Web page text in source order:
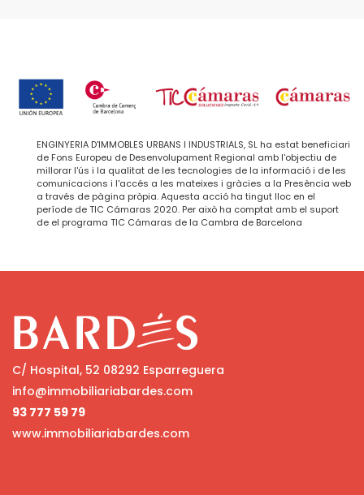
ENGINYERIA D'IMMOBLES URBANS I INDUSTRIALS, SL ha estat beneficiari
de Fons Europeu de Desenvolupament Regional amb l'objectiu de
millorar l'ús i la qualitat de les tecnologies de la informació i de les
comunicacions i l'accés a les mateixes i gràcies a la Presència web
a través de pàgina pròpia. Aquesta acció ha tingut lloc en el
període de TIC Cámaras 2020. Per això ha comptat amb el suport
de el programa TIC Cámaras de la Cambra de Barcelona
C/ Hospital, 52 08292 Esparreguera
info@immobiliariabardes.com
93 777 59 79
www.immobiliariabardes.com